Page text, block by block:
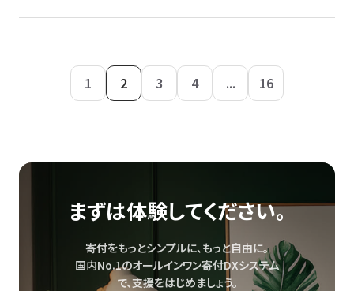
1 2 3 4 ... 16
まずは体験してください。
寄付をもっとシンプルに、もっと自由に。
国内No.1のオールインワン寄付DXシステム
で、支援をはじめましょう。